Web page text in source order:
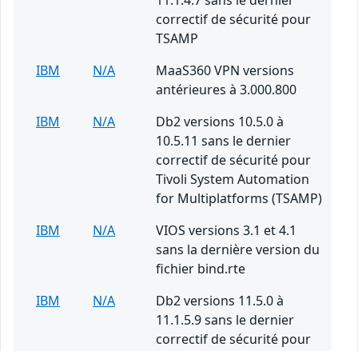
correctif de sécurité pour
TSAMP
IBM
N/A
MaaS360 VPN versions
antérieures à 3.000.800
IBM
N/A
Db2 versions 10.5.0 à
10.5.11 sans le dernier
correctif de sécurité pour
Tivoli System Automation
for Multiplatforms (TSAMP)
IBM
N/A
VIOS versions 3.1 et 4.1
sans la dernière version du
fichier bind.rte
IBM
N/A
Db2 versions 11.5.0 à
11.1.5.9 sans le dernier
correctif de sécurité pour